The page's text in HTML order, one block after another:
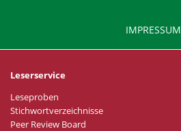
IMPRESSUM
Leserservice
Leseproben
Stichwortverzeichnisse
Peer Review Board